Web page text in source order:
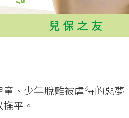
兒保之友
、少年脫離被虐待的惡
平。